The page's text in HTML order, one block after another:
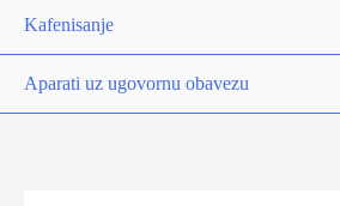
Kafenisanje
Aparati uz ugovornu obavezu